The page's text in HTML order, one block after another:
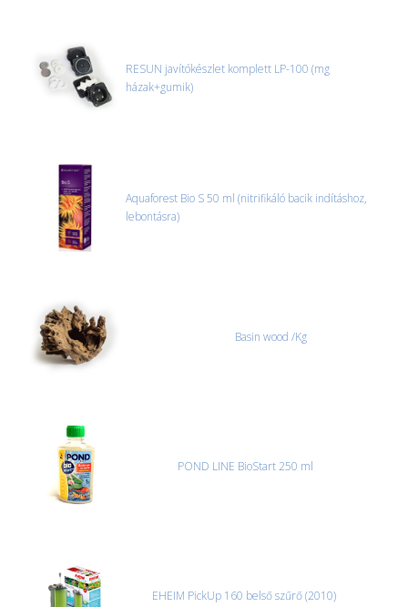
RESUN javítókészlet komplett LP-100 (mg
házak+gumik)
Aquaforest Bio S 50 ml (nitrifikáló bacik indításhoz,
lebontásra)
Basin wood /Kg
POND LINE BioStart 250 ml
EHEIM PickUp 160 belső szűrő (2010)